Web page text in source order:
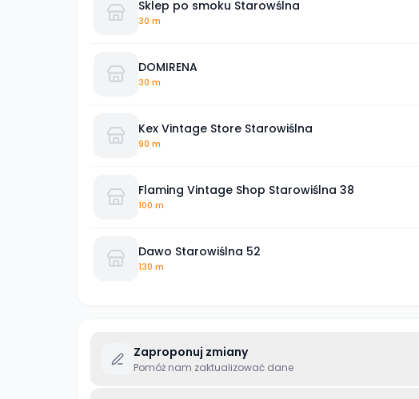
Sklep po smoku Starowślna
30 m
DOMIRENA
30 m
Kex Vintage Store Starowiślna
90 m
Flaming Vintage Shop Starowiślna 38
100 m
Dawo Starowiślna 52
130 m
Zaproponuj zmiany
Pomóż nam zaktualizować dane